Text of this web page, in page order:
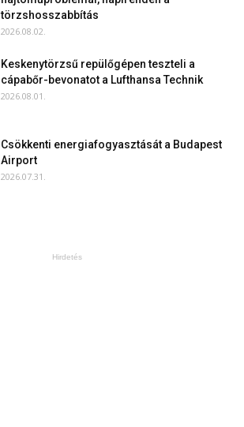
törzshosszabbítás
2026.08.02.
Keskenytörzsű repülőgépen teszteli a
cápabőr-bevonatot a Lufthansa Technik
2026.08.01.
Csökkenti energiafogyasztását a Budapest
Airport
2026.07.31.
Hirdetés